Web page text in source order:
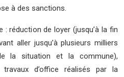
à des sanctions.
réduction de loyer (jusqu’à la fin
aller jusqu’à plusieurs milliers
la situation et la commune),
d’office réalisés par la